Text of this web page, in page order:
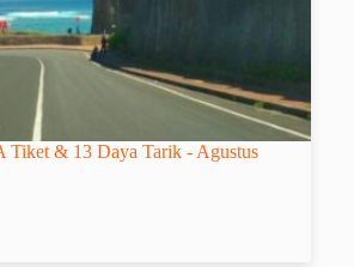
& 13 Daya Tarik - Agustus